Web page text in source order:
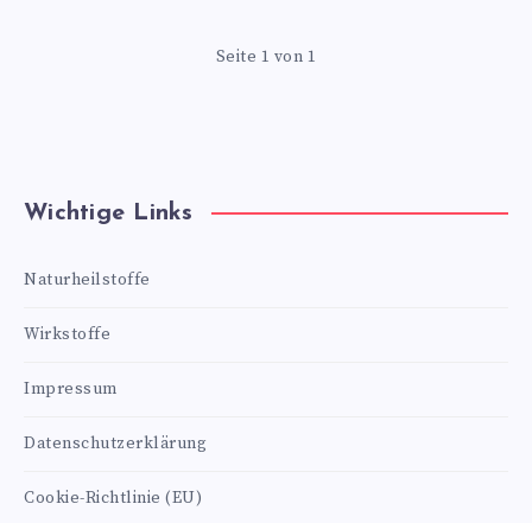
Seite 1 von 1
Wichtige Links
Naturheilstoffe
Wirkstoffe
Impressum
Datenschutzerklärung
Cookie-Richtlinie (EU)